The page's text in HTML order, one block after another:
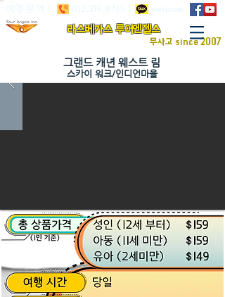
여행 문의 | 702.219.8765 | westcost
​라스베가스 투어엔젤스
무사고 since 2007
그랜드 캐년 웨스트 림
스카이 워크/인디언마을